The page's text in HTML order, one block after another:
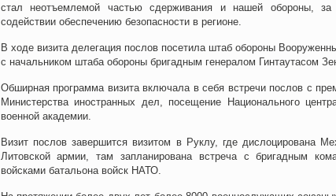
стал неотъемлемой частью сдерживания и нашей обороны,
содействии обеспечению безопасности в регионе.
В ходе визита делегация послов посетила штаб обороны
с начальником штаба обороны бригадным генералом Гинтаутасом
Обширная программа визита включала в себя встречи послов с
Министерства иностранных дел, посещение Национального
военной академии.
Визит послов завершится визитом в Руклу, где дислоцирована
Литовской армии, там запланирована встреча с бригадным
войсками батальона войск НАТО.